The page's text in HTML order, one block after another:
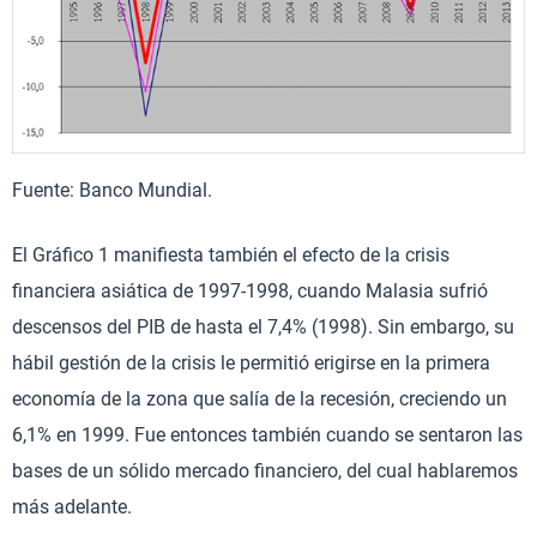
Fuente: Banco Mundial.
El Gráfico 1 manifiesta también el efecto de la crisis
financiera asiática de 1997-1998, cuando Malasia sufrió
descensos del PIB de hasta el 7,4% (1998). Sin embargo, su
hábil gestión de la crisis le permitió erigirse en la primera
economía de la zona que salía de la recesión, creciendo un
6,1% en 1999. Fue entonces también cuando se sentaron las
bases de un sólido mercado financiero, del cual hablaremos
más adelante.